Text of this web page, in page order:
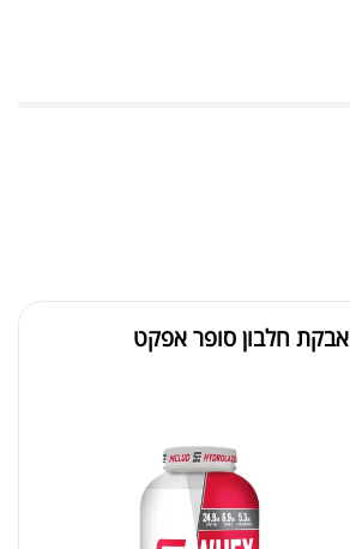
אבקת חלבון סופר אפקט